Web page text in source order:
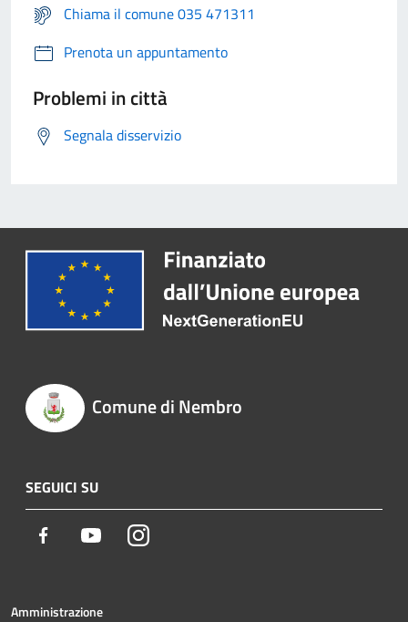
Chiama il comune 035 471311
Prenota un appuntamento
Problemi in città
Segnala disservizio
Comune di Nembro
SEGUICI SU
Facebook YoutubeInstagram
Amministrazione